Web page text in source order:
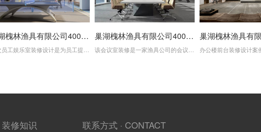
巢湖槐林渔具有限公司4000平方办公楼内部员工娱乐室装修案例 巢湖槐林渔具有限公司4000平方会议室装修案例
装修知识 联系方式 · CONTACT